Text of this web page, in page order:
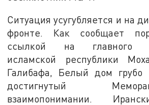
Ситуация усугубляется и на
фронте. Как сообщает
ссылкой на главного
исламской республики
Галибафа, Белый дом грубо
достигнутый
взаимопонимании.